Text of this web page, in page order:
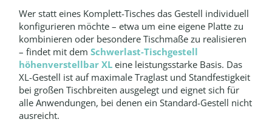
Wer statt eines Komplett-Tisches das Gestell individuell
konfigurieren möchte – etwa um eine eigene Platte zu
kombinieren oder besondere Tischmaße zu realisieren
– findet mit demSchwerlast-Tischgestell
höhenverstellbar XL eine leistungsstarke Basis. Das
XL-Gestell ist auf maximale Traglast und Standfestigkeit
bei großen Tischbreiten ausgelegt und eignet sich für
alle Anwendungen, bei denen ein Standard-Gestell nicht
ausreicht.